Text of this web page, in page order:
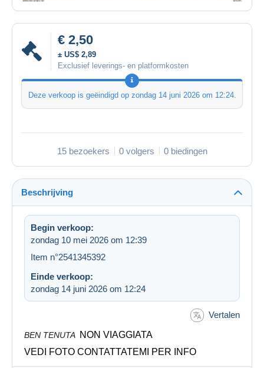
€ 2,50
± US$ 2,89
Exclusief leverings- en platformkosten
Deze verkoop is geëindigd op zondag 14 juni 2026 om 12:24.
15 bezoekers 0 volgers 0 biedingen
Beschrijving
Begin verkoop:
zondag 10 mei 2026 om 12:39
Item n°2541345392
Einde verkoop:
zondag 14 juni 2026 om 12:24
Vertalen
BEN TENUTA NON VIAGGIATA
VEDI FOTO CONTATTATEMI PER INFO